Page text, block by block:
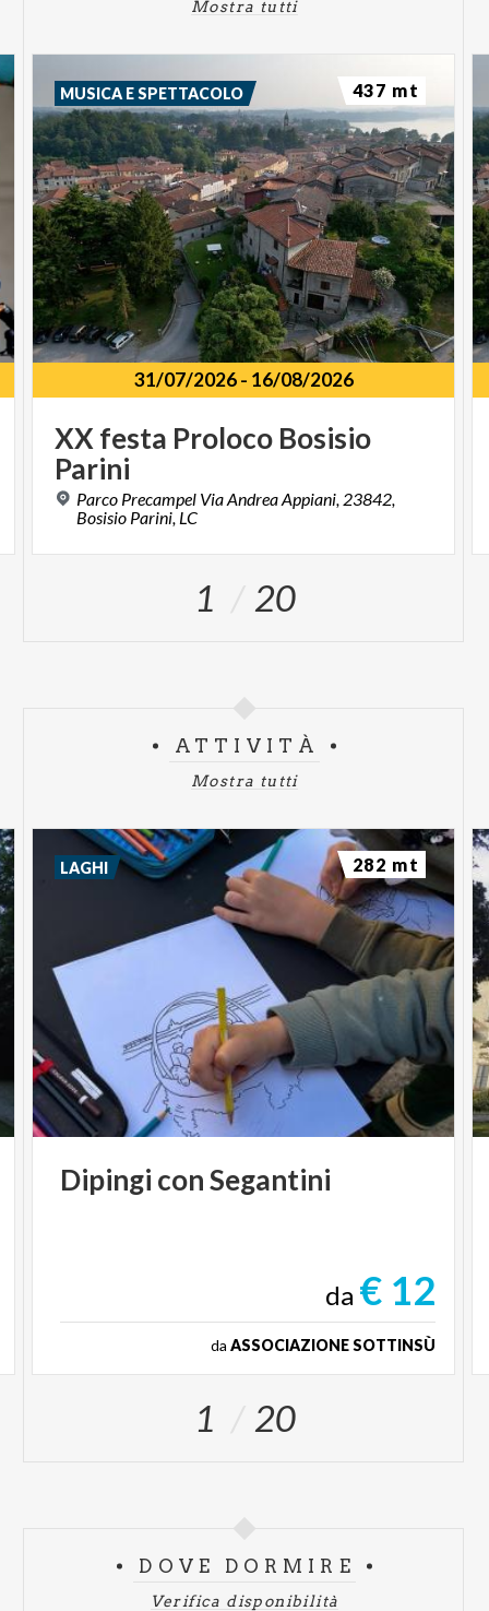
Mostra tutti
31/07/2026- 16/08/2026
XX festa Proloco Bosisio
Parini
Parco Precampel Via Andrea Appiani, 23842,
Bosisio Parini, LC
MUSICA E SPETTACOLO 437 mt
1 20
ATTIVITÀ
Mostra tutti
Dipingi conSegantini
da € 12
da ASSOCIAZIONE SOTTINSÙ
LAGHI 282 mt
1 20
DOVE DORMIRE
Verifica disponibilità